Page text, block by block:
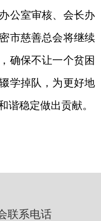
公室审核、会长办
市慈善总会将继续
确保不让一个贫困
学掉队，为更好地
谐稳定做出贡献。
联系电话